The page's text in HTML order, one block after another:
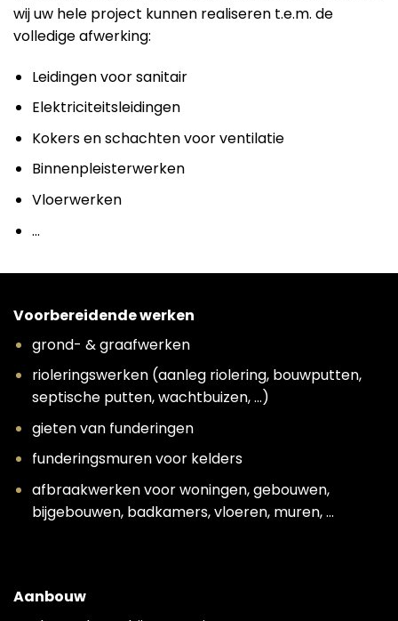
wij uw hele project kunnen realiseren t.e.m. de
volledige afwerking:
Leidingen voor sanitair
Elektriciteitsleidingen
Kokers en schachten voor ventilatie
Binnenpleisterwerken
Vloerwerken
…
Voorbereidende werken
grond- & graafwerken
rioleringswerken (aanleg riolering, bouwputten,
septische putten, wachtbuizen, …)
gieten van funderingen
funderingsmuren voor kelders
afbraakwerken voor woningen, gebouwen,
bijgebouwen, badkamers, vloeren, muren, …
Aanbouw